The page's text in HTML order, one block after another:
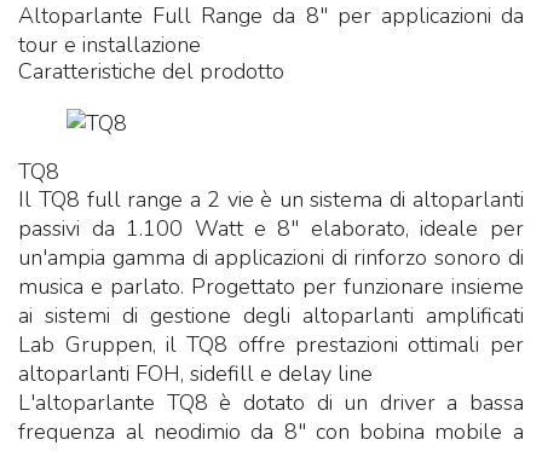
Altoparlante Full Range da 8" per applicazioni da
tour e installazione
Caratteristiche del prodotto
TQ8
Il TQ8 full range a 2 vie è un sistema di altoparlanti
passivi da 1.100 Watt e 8" elaborato, ideale per
un'ampia gamma di applicazioni di rinforzo sonoro di
musica e parlato. Progettato per funzionare insieme
ai sistemi di gestione degli altoparlanti amplificati
Lab Gruppen, il TQ8 offre prestazioni ottimali per
altoparlanti FOH, sidefill e delay line
L'altoparlante TQ8 è dotato di un driver a bassa
frequenza al neodimio da 8" con bobina mobile a